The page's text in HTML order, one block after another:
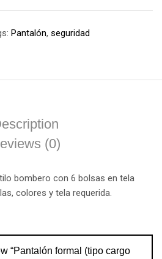
Pantalón, seguridad
(0)
bombero con 6 bolsas en tela
colores y tela requerida.
“Pantalón formal (tipo cargo